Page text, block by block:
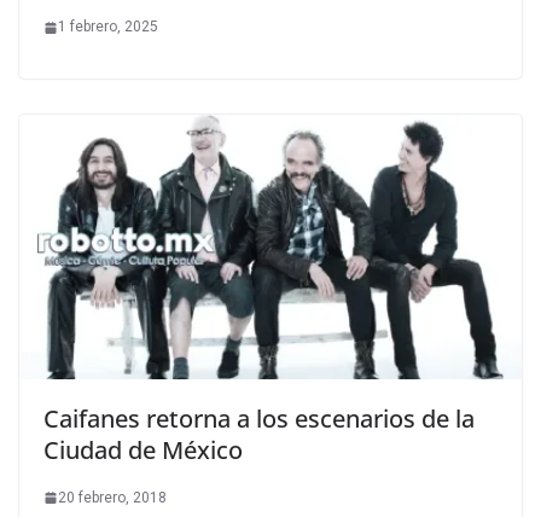
1 febrero, 2025
Caifanes retorna a los escenarios de la
Ciudad de México
20 febrero, 2018